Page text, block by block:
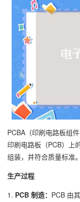
PCBA（印刷电路板组
印刷电路板（PCB）上
组装，并符合质量标准。
生产过程
1. PCB 制造： PCB 由